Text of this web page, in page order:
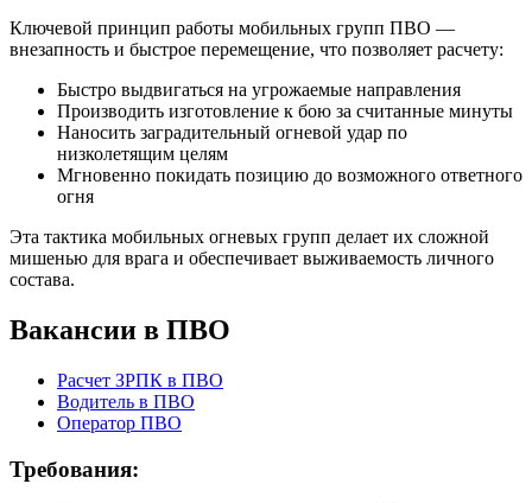
Ключевой принцип работы мобильных групп ПВО —
внезапность и быстрое перемещение, что позволяет расчету:
Быстро выдвигаться на угрожаемые направления
Производить изготовление к бою за считанные минуты
Наносить заградительный огневой удар по
низколетящим целям
Мгновенно покидать позицию до возможного ответного
огня
Эта тактика мобильных огневых групп делает их сложной
мишенью для врага и обеспечивает выживаемость личного
состава.
Вакансии в ПВО
Расчет ЗРПК в ПВО
Водитель в ПВО
Оператор ПВО
Требования: